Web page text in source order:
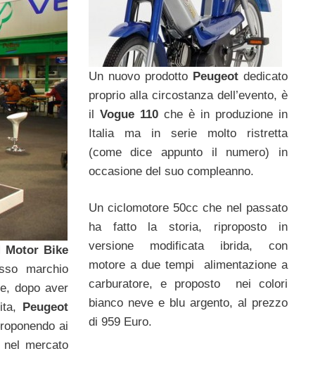
Motor Bike
marchio
dopo aver
Peugeot
ai
mercato
Un nuovo prodotto Peugeotdedicato
proprio alla circostanza dell’evento, è
il Vogue 110che è in produzione in
Italia ma in serie molto ristretta
(come dice appunto il numero) in
occasione del suo compleanno.
Un ciclomotore 50cc che nel passato
ha fatto la storia, riproposto in
versione modificata ibrida, con
motore a due tempi alimentazione a
carburatore, e proposto nei colori
bianco neve e blu argento, al prezzo
di 959 Euro.